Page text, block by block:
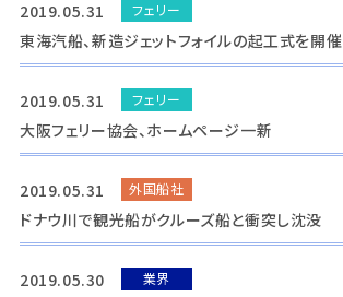
2019.05.31 フェリー
東海汽船、新造ジェットフォイルの起工式を開催
2019.05.31 フェリー
大阪フェリー協会、ホームページ一新
2019.05.31 外国船社
ドナウ川で観光船がクルーズ船と衝突し沈没
2019.05.30 業界